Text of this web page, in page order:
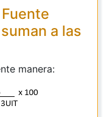
a las
manera: